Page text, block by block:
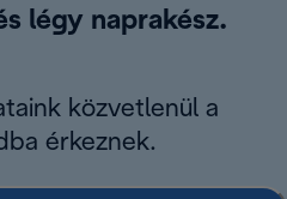
légy naprakész.
közvetlenül a
érkeznek.